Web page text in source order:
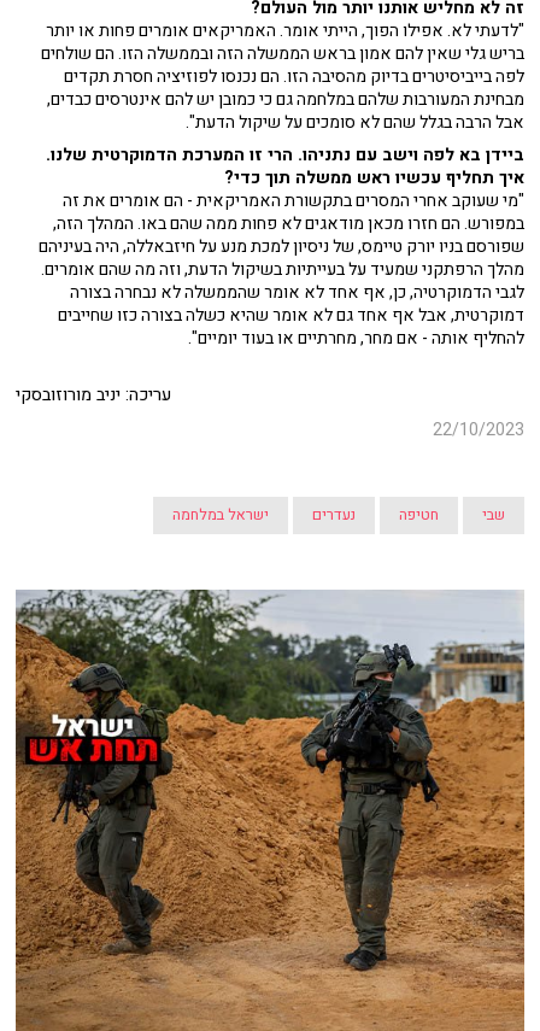
זה לא מחליש אותנו יותר מול העולם?
"לדעתי לא. אפילו הפוך, הייתי אומר. האמריקאים אומרים פחות או יותר
בריש גלי שאין להם אמון בראש הממשלה הזה ובממשלה הזו. הם שולחים
לפה בייביסיטרים בדיוק מהסיבה הזו. הם נכנסו לפוזיציה חסרת תקדים
מבחינת המעורבות שלהם במלחמה גם כי כמובן יש להם אינטרסים כבדים,
אבל הרבה בגלל שהם לא סומכים על שיקול הדעת".
ביידן בא לפה וישב עם נתניהו. הרי זו המערכת הדמוקרטית שלנו.
איך תחליף עכשיו ראש ממשלה תוך כדי?
"מי שעוקב אחרי המסרים בתקשורת האמריקאית - הם אומרים את זה
במפורש. הם חזרו מכאן מודאגים לא פחות ממה שהם באו. המהלך הזה,
שפורסם בניו יורק טיימס, של ניסיון למכת מנע על חיזבאללה, היה בעיניהם
מהלך הרפתקני שמעיד על בעייתיות בשיקול הדעת, וזה מה שהם אומרים.
לגבי הדמוקרטיה, כן, אף אחד לא אומר שהממשלה לא נבחרה בצורה
דמוקרטית, אבל אף אחד גם לא אומר שהיא כשלה בצורה כזו שחייבים
להחליף אותה - אם מחר, מחרתיים או בעוד יומיים".
עריכה: יניב מורוזובסקי
22/10/2023
שבי חטיפה נעדרים ישראל במלחמה